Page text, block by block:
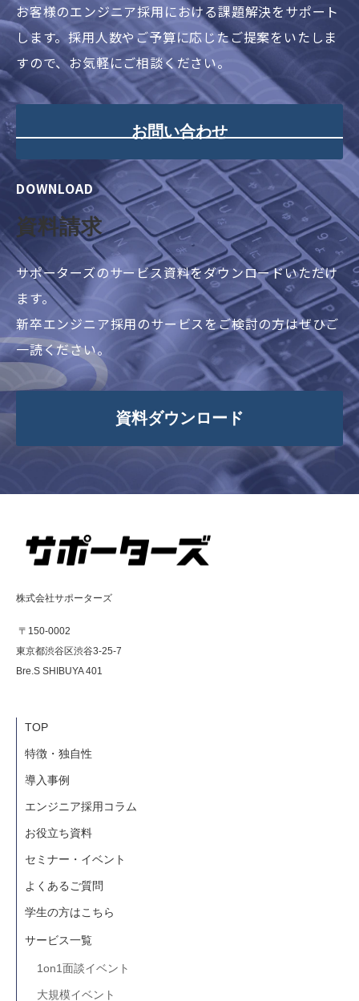
お客様のエンジニア採用における課題解決をサポート
します。採用人数やご予算に応じたご提案をいたしま
すので、お気軽にご相談ください。
お問い合わせ
DOWNLOAD
資料請求
サポーターズのサービス資料をダウンロードいただけ
ます。
新卒エンジニア採用のサービスをご検討の方はぜひご
一読ください。
資料ダウンロード
株式会社サポーターズ
〒150-0002
東京都渋谷区渋谷3-25-7
Bre.S SHIBUYA 401
TOP
特徴・独自性
導入事例
エンジニア採用コラム
お役立ち資料
セミナー・イベント
よくあるご質問
学生の方はこちら
サービス一覧
1on1面談イベント
大規模イベント